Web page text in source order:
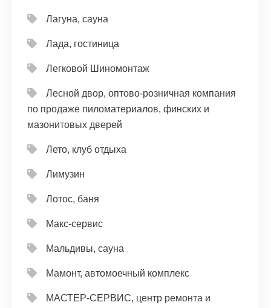
Лагуна, сауна
Лада, гостиница
Легковой Шиномонтаж
Лесной двор, оптово-розничная компания
по продаже пиломатериалов, финских и
мазонитовых дверей
Лето, клуб отдыха
Лимузин
Лотос, баня
Макс-сервис
Мальдивы, сауна
Мамонт, автомоечный комплекс
МАСТЕР-СЕРВИС, центр ремонта и